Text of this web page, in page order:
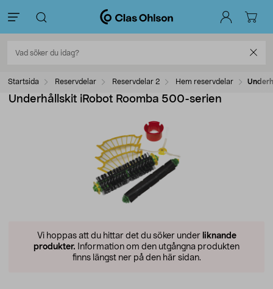
Startsida Reservdelar Reservdelar 2 Hem reservdelar
Underhållskit iRobot Roomba 500-serien
Vi hoppas att du hittar det du söker under liknande
produkter. Information om den utgångna produkten
finns längst ner på den här sidan.